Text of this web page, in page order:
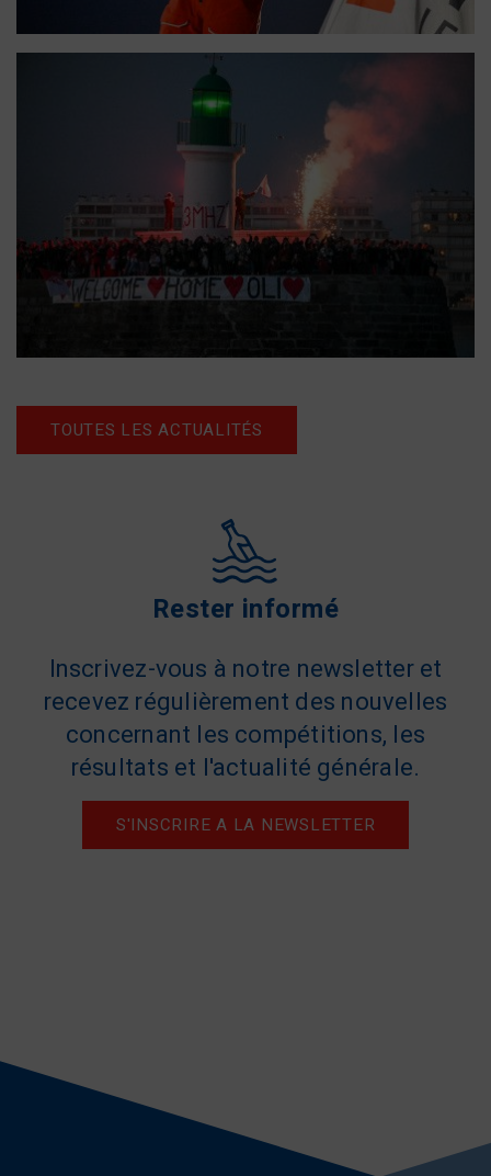
TOUTES LES ACTUALITÉS
Rester informé
Inscrivez-vous à notre newsletter et
recevez régulièrement des nouvelles
concernant les compétitions, les
résultats et l'actualité générale.
S'INSCRIRE A LA NEWSLETTER